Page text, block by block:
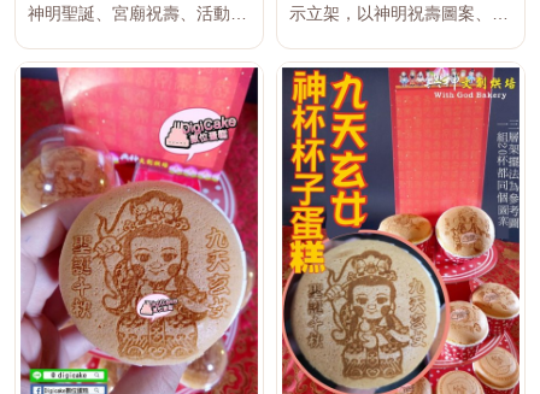
神明聖誕、宮廟祝壽、活動結
祝福語...
示立架，以神明祝壽圖案、吉
適合神...